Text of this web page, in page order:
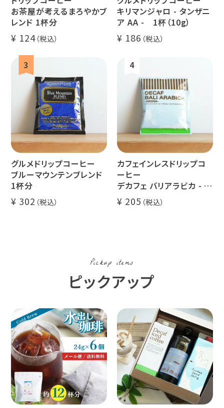
業務用 定期便 送料無料
お茶屋が考えるまろやかブ
レンド 1杯分
124
キリマンジャロ - タンザニ
ア AA - 1杯（10g）
186
グルメドリップコーヒー
ブルーマウンテンブレンド
1杯分
302
カフェインレスドリップコ
ーヒー
デカフェ バリアラビカ - ア
ロナ - 1杯分
205
Pickup items
ピックアップ